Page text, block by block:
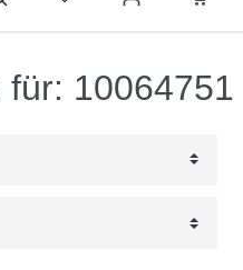
10064751